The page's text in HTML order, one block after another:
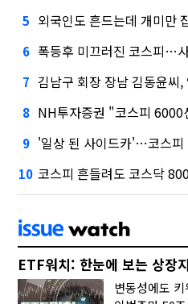
5 외국인도 흔드는데 개미만 잡
6 폭등후 미끄러진 코스피…
7 김남구 회장 장남 김동윤씨, 입
8 NH투자증권 "코스피 6000선이
9 '일상 된 사이드카'…코스피
10 코스피 흔들려도 코스닥
ETF워치: 한눈에 보는 상장